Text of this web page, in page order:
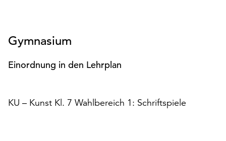
Gymnasium
Einordnung in den Lehrplan
KU – Kunst Kl. 7 Wahlbereich 1: Schriftspiele